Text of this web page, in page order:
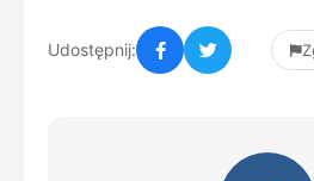
Udostępnij: